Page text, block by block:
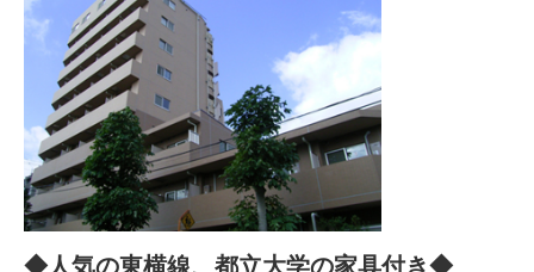
◆人気の東横線、都立大学の家具付き◆